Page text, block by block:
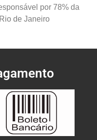
por 78% da
de Janeiro